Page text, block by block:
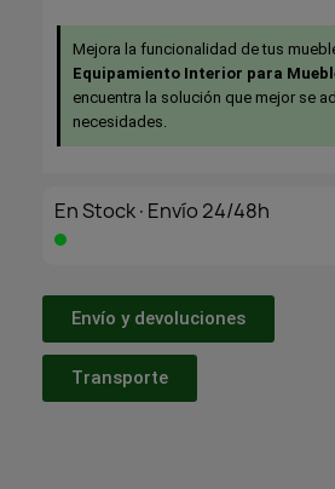
Mejora la funcionalidad de tus
Equipamiento Interior para
encuentra la solución que mejor se
necesidades.
En Stock·Envío 24/48h
Envío y devoluciones
Transporte